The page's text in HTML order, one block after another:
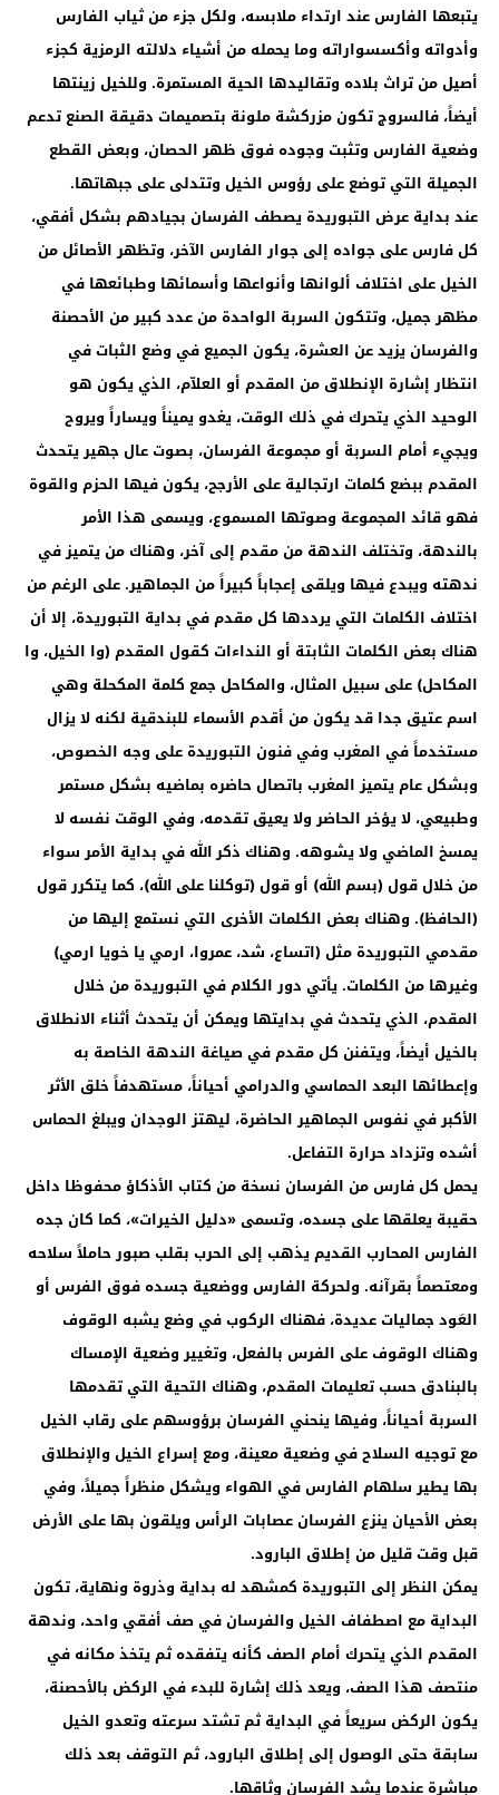
يتبعها الفارس عند ارتداء ملابسه، ولكل جزء من ثياب الفارس
وأدواته وأكسسواراته وما يحمله من أشياء دلالته الرمزية كجزء
أصيل من تراث بلاده وتقاليدها الحية المستمرة. وللخيل زينتها
أيضاً، فالسروج تكون مزركشة ملونة بتصميمات دقيقة الصنع تدعم
وضعية الفارس وتثبت وجوده فوق ظهر الحصان، وبعض القطع
الجميلة التي توضع على رؤوس الخيل وتتدلى على جبهاتها.
عند بداية عرض التبوريدة يصطف الفرسان بجيادهم بشكل أفقي،
كل فارس على جواده إلى جوار الفارس الآخر، وتظهر الأصائل من
الخيل على اختلاف ألوانها وأنواعها وأسمائها وطبائعها في
مظهر جميل، وتتكون السربة الواحدة من عدد كبير من الأحصنة
والفرسان يزيد عن العشرة، يكون الجميع في وضع الثبات في
انتظار إشارة الإنطلاق من المقدم أو العلاّم، الذي يكون هو
الوحيد الذي يتحرك في ذلك الوقت، يغدو يميناً ويساراً ويروح
ويجيء أمام السربة أو مجموعة الفرسان، بصوت عال جهير يتحدث
المقدم ببضع كلمات ارتجالية على الأرجح، يكون فيها الحزم والقوة
فهو قائد المجموعة وصوتها المسموع، ويسمى هذا الأمر
بالندهة، وتختلف الندهة من مقدم إلى آخر، وهناك من يتميز في
ندهته ويبدع فيها ويلقى إعجاباً كبيراً من الجماهير. على الرغم من
اختلاف الكلمات التي يرددها كل مقدم في بداية التبوريدة، إلا أن
هناك بعض الكلمات الثابتة أو النداءات كقول المقدم (وا الخيل، وا
المكاحل) على سبيل المثال، والمكاحل جمع كلمة المكحلة وهي
اسم عتيق جدا قد يكون من أقدم الأسماء للبندقية لكنه لا يزال
مستخدماً في المغرب وفي فنون التبوريدة على وجه الخصوص،
وبشكل عام يتميز المغرب باتصال حاضره بماضيه بشكل مستمر
وطبيعي، لا يؤخر الحاضر ولا يعيق تقدمه، وفي الوقت نفسه لا
يمسخ الماضي ولا يشوهه. وهناك ذكر الله في بداية الأمر سواء
من خلال قول (بسم الله) أو قول (توكلنا على الله)، كما يتكرر قول
(الحافظ). وهناك بعض الكلمات الأخرى التي نستمع إليها من
مقدمي التبوريدة مثل (اتساع، شد، عمروا، ارمي يا خويا ارمي)
وغيرها من الكلمات. يأتي دور الكلام في التبوريدة من خلال
المقدم، الذي يتحدث في بدايتها ويمكن أن يتحدث أثناء الانطلاق
بالخيل أيضاً، ويتفنن كل مقدم في صياغة الندهة الخاصة به
وإعطائها البعد الحماسي والدرامي أحياناً، مستهدفاً خلق الأثر
الأكبر في نفوس الجماهير الحاضرة، ليهتز الوجدان ويبلغ الحماس
أشده وتزداد حرارة التفاعل.
يحمل كل فارس من الفرسان نسخة من كتاب الأذكاؤ محفوظا داخل
حقيبة يعلقها على جسده، وتسمى «دليل الخيرات»، كما كان جده
الفارس المحارب القديم يذهب إلى الحرب بقلب صبور حاملاً سلاحه
ومعتصماً بقرآنه. ولحركة الفارس ووضعية جسده فوق الفرس أو
العَود جماليات عديدة، فهناك الركوب في وضع يشبه الوقوف
وهناك الوقوف على الفرس بالفعل، وتغيير وضعية الإمساك
بالبنادق حسب تعليمات المقدم، وهناك التحية التي تقدمها
السربة أحياناً، وفيها ينحني الفرسان برؤوسهم على رقاب الخيل
مع توجيه السلاح في وضعية معينة، ومع إسراع الخيل والإنطلاق
بها يطير سلهام الفارس في الهواء ويشكل منظراً جميلاً، وفي
بعض الأحيان ينزع الفرسان عصابات الرأس ويلقون بها على الأرض
قبل وقت قليل من إطلاق البارود.
يمكن النظر إلى التبوريدة كمشهد له بداية وذروة ونهاية، تكون
البداية مع اصطفاف الخيل والفرسان في صف أفقي واحد، وندهة
المقدم الذي يتحرك أمام الصف كأنه يتفقده ثم يتخذ مكانه في
منتصف هذا الصف، ويعد ذلك إشارة للبدء في الركض بالأحصنة،
يكون الركض سريعاً في البداية ثم تشتد سرعته وتعدو الخيل
سابقة حتى الوصول إلى إطلاق البارود، ثم التوقف بعد ذلك
مباشرة عندما يشد الفرسان وثاقها.